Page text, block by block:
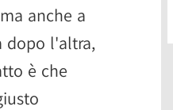
anche a
dopo l'altra,
è che